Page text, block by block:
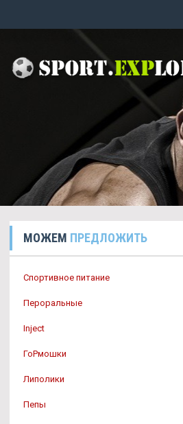
МОЖЕМ ПРЕДЛОЖИТЬ
Спортивное питание
Пероральные
Inject
ГоРмошки
Липолики
Пепы